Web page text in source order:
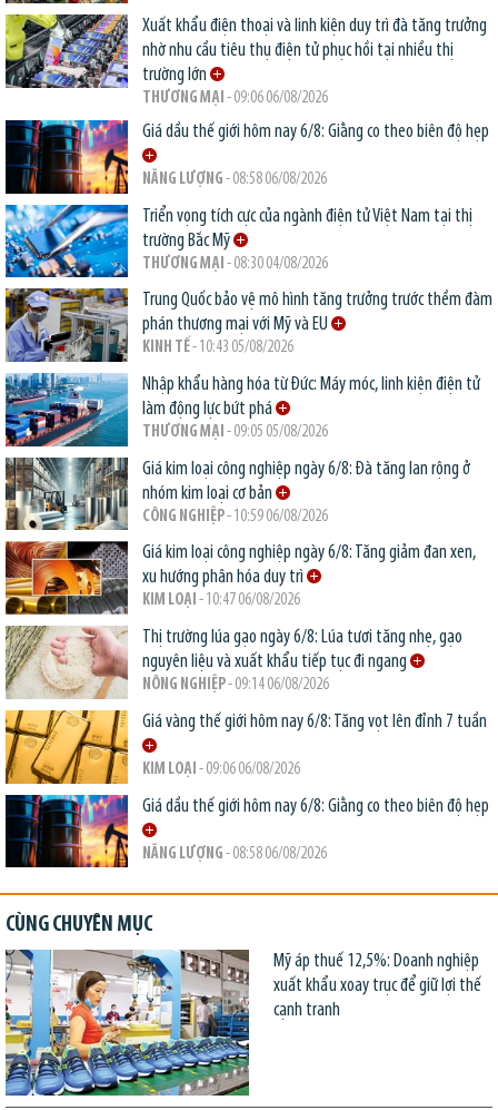
Xuất khẩu điện thoại và linh kiện duy trì đà tăng trưởng
nhờ nhu cầu tiêu thụ điện tử phục hồi tại nhiều thị
trường lớn
THƯƠNG MẠI - 09:06 06/08/2026
Giá dầu thế giới hôm nay 6/8: Giằng co theo biên độ hẹp
NĂNG LƯỢNG - 08:58 06/08/2026
Triển vọng tích cực của ngành điện tử Việt Nam tại thị
trường Bắc Mỹ
THƯƠNG MẠI - 08:30 04/08/2026
Trung Quốc bảo vệ mô hình tăng trưởng trước thềm đàm
phán thương mại với Mỹ và EU
KINH TẾ- 10:43 05/08/2026
Nhập khẩu hàng hóa từ Đức: Máy móc, linh kiện điện tử
làm động lực bứt phá
THƯƠNG MẠI - 09:05 05/08/2026
Giá kim loại công nghiệp ngày 6/8: Đà tăng lan rộng ở
nhóm kim loại cơ bản
CÔNG NGHIỆP- 10:59 06/08/2026
Giá kim loại công nghiệp ngày 6/8: Tăng giảm đan xen,
xu hướng phân hóa duy trì
KIM LOẠI - 10:47 06/08/2026
Thị trường lúa gạo ngày 6/8: Lúa tươi tăng nhẹ, gạo
nguyên liệu và xuất khẩu tiếp tục đi ngang
NÔNG NGHIỆP- 09:14 06/08/2026
Giá vàng thế giới hôm nay 6/8: Tăng vọt lên đỉnh 7 tuần
KIM LOẠI - 09:06 06/08/2026
Giá dầu thế giới hôm nay 6/8: Giằng co theo biên độ hẹp
NĂNG LƯỢNG - 08:58 06/08/2026
CÙNG CHUYÊN MỤC
Mỹ áp thuế 12,5%: Doanh nghiệp
xuất khẩu xoay trục để giữ lợi thế
cạnh tranh